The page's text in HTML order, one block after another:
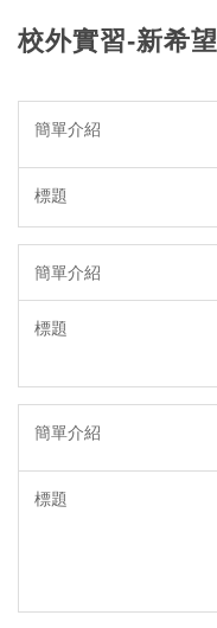
校外實習-新希